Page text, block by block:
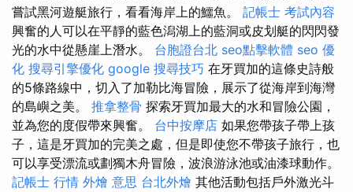
嘗試黑河遊艇旅行，看看海岸上的鱷魚。 記帳士 考試內容
興奮的人可以在平靜的藍色潟湖上的藍洞或皮划艇的閃閃發
光的水中從懸崖上潛水。 台胞證台北 seo點擊軟體 seo 優
化 搜尋引擎優化 google 搜尋技巧 在牙買加的這條史詩般
的5條路線中，切入了加勒比海冒險，展示了從海岸到海灣
的島嶼之美。 推拿整骨 探索牙買加最大的水和冒險公​​園，
並為您的度假帶來興奮。 台中按摩店 如果您帶孩子帶上孩
子，這是牙買加的完美之處，但是即使您不帶孩子旅行，也
可以享受漂流或劃獨木舟冒險，波浪游泳池或油漆球動作。
記帳士 行情 外燴 意思 台北外燴 其他活動包括戶外激光斗